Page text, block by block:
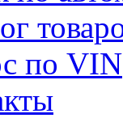
по VIN